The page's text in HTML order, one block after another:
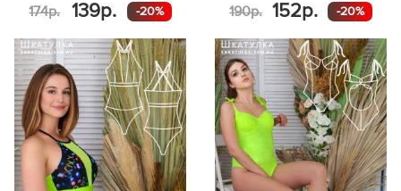
174р.
139р. -20%
190р.
152р. -20%